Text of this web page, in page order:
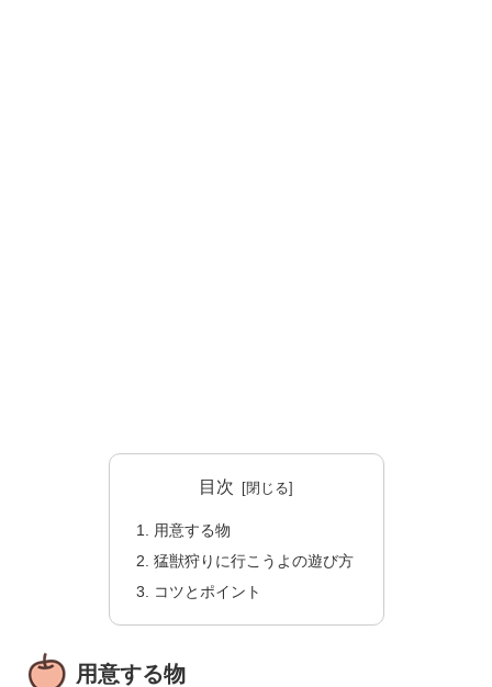
目次
用意する物
猛獣狩りに行こうよの遊び方
コツとポイント
用意する物